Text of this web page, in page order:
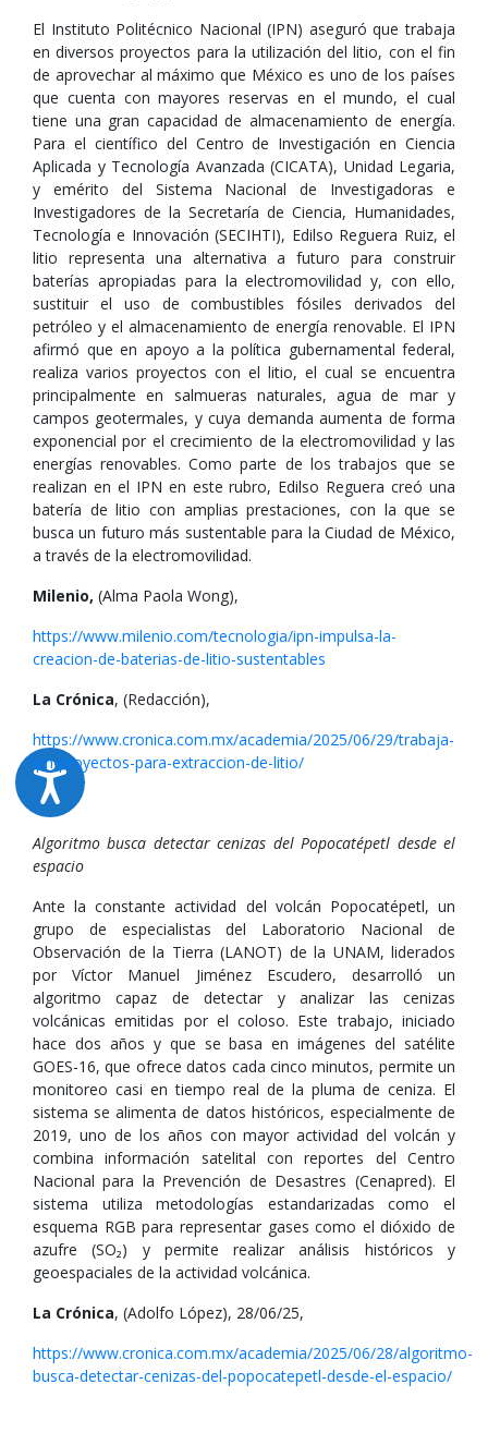
El Instituto Politécnico Nacional (IPN) aseguró que trabaja
en diversos proyectos para la utilización del litio, con el fin
de aprovechar al máximo que México es uno de los países
que cuenta con mayores reservas en el mundo, el cual
tiene una gran capacidad de almacenamiento de energía.
Para el científico del Centro de Investigación en Ciencia
Aplicada y Tecnología Avanzada (CICATA), Unidad Legaria,
y emérito del Sistema Nacional de Investigadoras e
Investigadores de la Secretaría de Ciencia, Humanidades,
Tecnología e Innovación (SECIHTI), Edilso Reguera Ruiz, el
litio representa una alternativa a futuro para construir
baterías apropiadas para la electromovilidad y, con ello,
sustituir el uso de combustibles fósiles derivados del
petróleo y el almacenamiento de energía renovable. El IPN
afirmó que en apoyo a la política gubernamental federal,
realiza varios proyectos con el litio, el cual se encuentra
principalmente en salmueras naturales, agua de mar y
campos geotermales, y cuya demanda aumenta de forma
exponencial por el crecimiento de la electromovilidad y las
energías renovables. Como parte de los trabajos que se
realizan en el IPN en este rubro, Edilso Reguera creó una
batería de litio con amplias prestaciones, con la que se
busca un futuro más sustentable para la Ciudad de México,
a través de la electromovilidad.
Milenio, (Alma Paola Wong),
https://www.milenio.com/tecnologia/ipn-impulsa-la-
creacion-de-baterias-de-litio-sustentables
La Crónica, (Redacción),
https://www.cronica.com.mx/academia/2025/06/29/trabaja-
ipn-proyectos-para-extraccion-de-litio/
Algoritmo busca detectar cenizas del Popocatépetl desde el
espacio
Ante la constante actividad del volcán Popocatépetl, un
grupo de especialistas del Laboratorio Nacional de
Observación de la Tierra (LANOT) de la UNAM, liderados
por Víctor Manuel Jiménez Escudero, desarrolló un
algoritmo capaz de detectar y analizar las cenizas
volcánicas emitidas por el coloso. Este trabajo, iniciado
hace dos años y que se basa en imágenes del satélite
GOES-16, que ofrece datos cada cinco minutos, permite un
monitoreo casi en tiempo real de la pluma de ceniza. El
sistema se alimenta de datos históricos, especialmente de
2019, uno de los años con mayor actividad del volcán y
combina información satelital con reportes del Centro
Nacional para la Prevención de Desastres (Cenapred). El
sistema utiliza metodologías estandarizadas como el
esquema RGB para representar gases como el dióxido de
azufre (SO₂) y permite realizar análisis históricos y
geoespaciales de la actividad volcánica.
La Crónica, (Adolfo López), 28/06/25,
https://www.cronica.com.mx/academia/2025/06/28/algoritmo-
busca-detectar-cenizas-del-popocatepetl-desde-el-espacio/